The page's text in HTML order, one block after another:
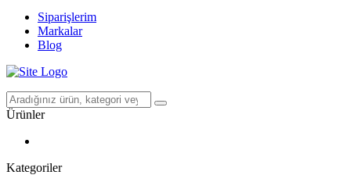
Siparişlerim
Markalar
Blog
Ürünler
Kategoriler